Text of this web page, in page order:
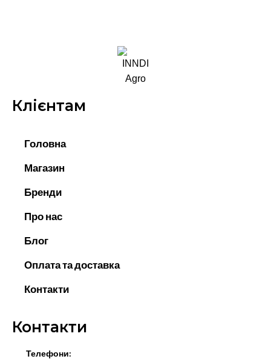
Клієнтам
Головна
Магазин
Бренди
Про нас
Блог
Оплата та доставка
Контакти
Контакти
Телефони: